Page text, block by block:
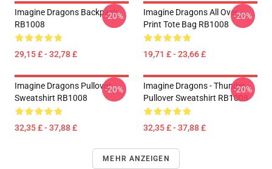
Imagine Dragons Backpack
RB1008
29,15 £ - 32,78 £
-20%
Imagine Dragons All Over
Print Tote Bag RB1008
19,71 £ - 23,66 £
-20%
Imagine Dragons Pullover
Sweatshirt RB1008
32,35 £ - 37,88 £
-20%
Imagine Dragons - Thunder
Pullover Sweatshirt RB1008
32,35 £ - 37,88 £
-20%
MEHR ANZEIGEN